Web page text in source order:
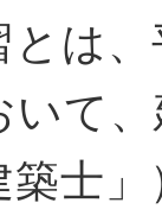
とは
いて
築士